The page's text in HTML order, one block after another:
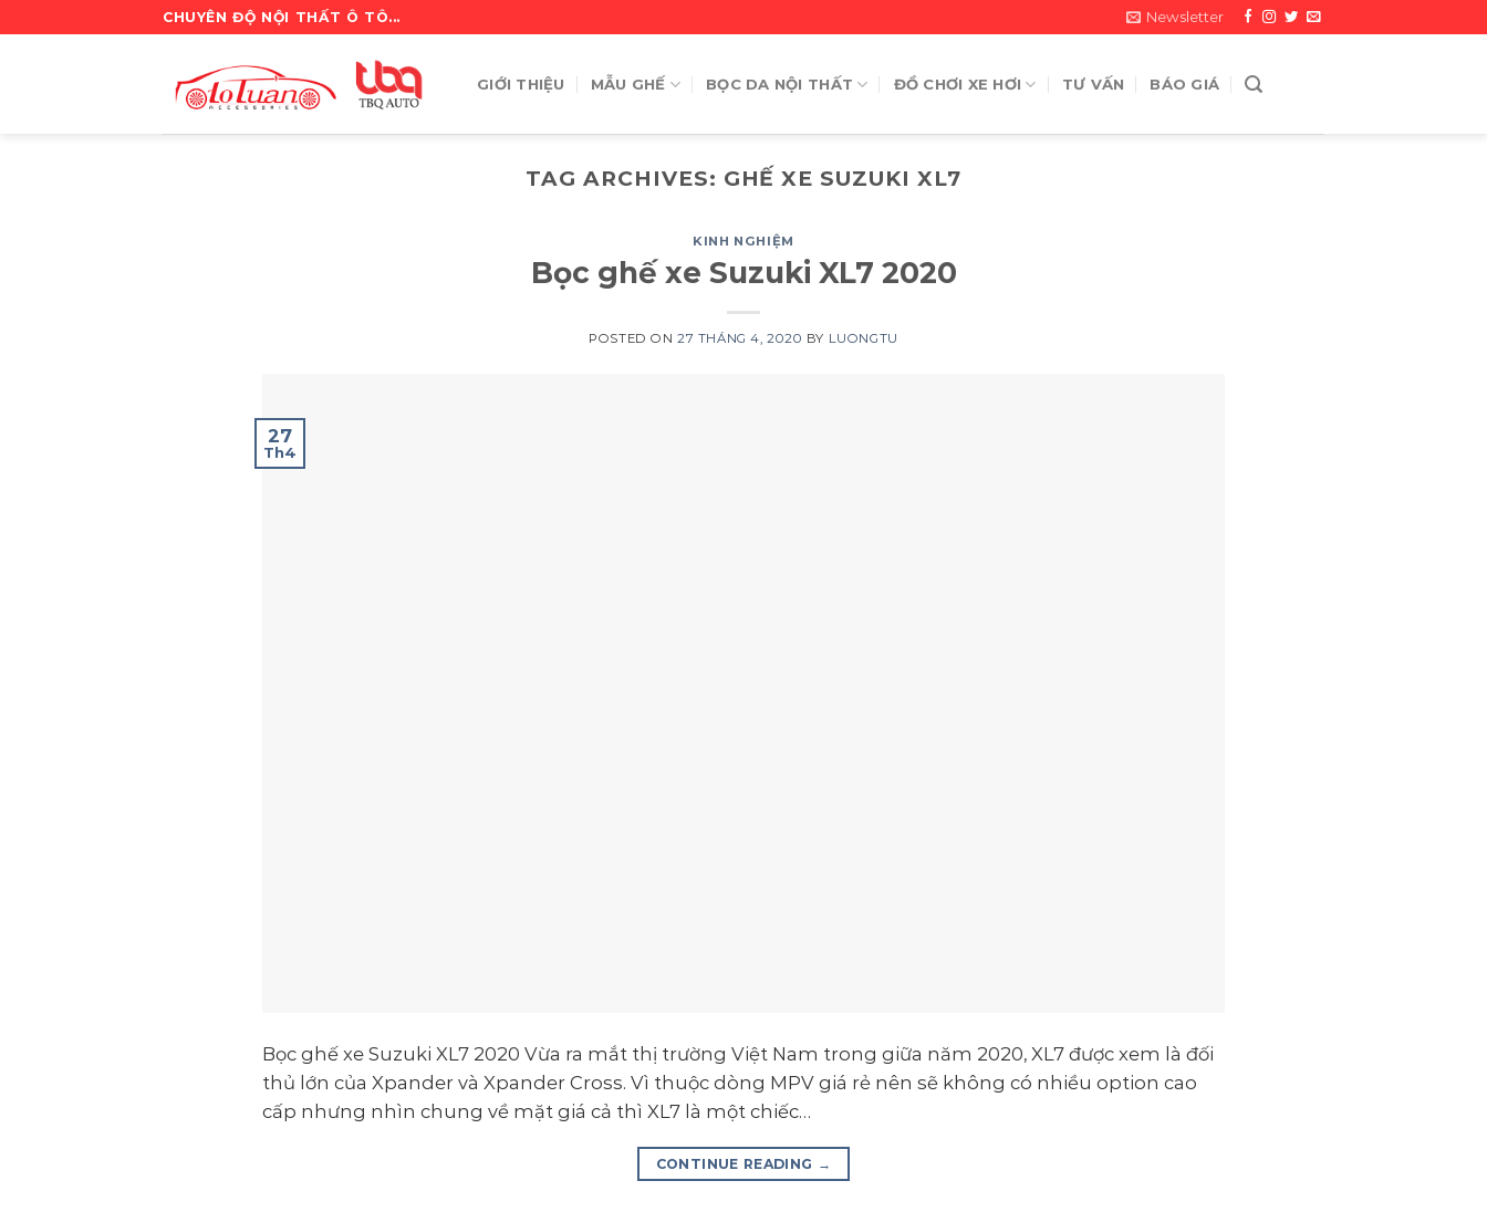
CHUYÊN ĐỘ NỘI THẤT Ô TÔ... Newsletter
GIỚI THIỆU MẪU GHẾ BỌC DA NỘI THẤT ĐỒ CHƠI XE HƠI TƯ VẤN BÁO GIÁ
TAG ARCHIVES: GHẾ XE SUZUKI XL7
KINH NGHIỆM
Bọc ghế xe Suzuki XL7 2020
POSTED ON27 THÁNG 4, 2020 BY LUONGTU
27
Th4
Bọc ghế xe Suzuki XL7 2020 Vừa ra mắt thị trường Việt Nam trong giữa năm 2020, XL7 được xem là đối
thủ lớn của Xpander và Xpander Cross. Vì thuộc dòng MPV giá rẻ nên sẽ không có nhiều option cao
cấp nhưng nhìn chung về mặt giá cả thì XL7 là một chiếc…
CONTINUE READING →